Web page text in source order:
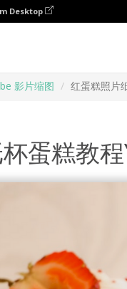
Desktop
影片缩图 红蛋糕照片
蛋糕教